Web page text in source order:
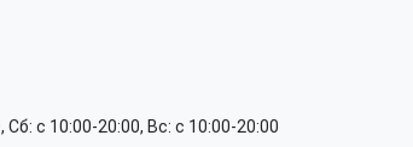
c 10:00-20:00, Вс: c 10:00-20:00